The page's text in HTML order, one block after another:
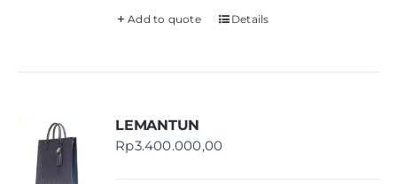
Add to quote Details
LEMANTUN
Rp3.400.000,00